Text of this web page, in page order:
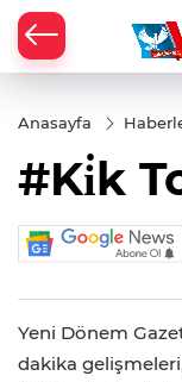
Anasayfa
#Ki̇k
Yeni Dönem
dakika